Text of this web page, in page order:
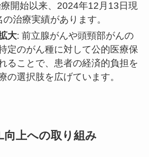
開始以来、2024年12月13日現
治療実績があります。
大: 前立腺がんや頭頸部がんの
定のがん種に対して公的医療保
ることで、患者の経済的負担を
の選択肢を広げています。
向上への取り組み